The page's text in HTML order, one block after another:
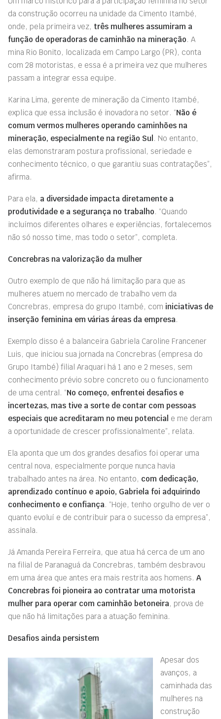
da construção ocorreu na unidade da Cimento Itambé,
onde, pela primeira vez, três mulheres assumiram a
função de operadoras de caminhão na mineração. A
mina Rio Bonito, localizada em Campo Largo (PR), conta
com 28 motoristas, e essa é a primeira vez que mulheres
passam a integrar essa equipe.
Karina Lima, gerente de mineração da Cimento Itambé,
explica que essa inclusão é inovadora no setor. “Não é
comum vermos mulheres operando caminhões na
mineração, especialmente na região Sul . No entanto,
elas demonstraram postura profissional, seriedade e
conhecimento técnico, o que garantiu suas contratações”,
afirma.
Para ela, a diversidade impacta diretamente a
produtividade e a segurança no trabalho. “Quando
incluímos diferentes olhares e experiências, fortalecemos
não só nosso time, mas todo o setor”, completa.
Concrebras na valorização da mulher
Outro exemplo de que não há limitação para que as
mulheres atuem no mercado de trabalho vem da
Concrebras, empresa do grupo Itambé, com iniciativas de
inserção feminina em várias áreas da empresa.
Exemplo disso é a balanceira Gabriela Caroline Francener
Luis, que iniciou sua jornada na Concrebras (empresa do
Grupo Itambé) filial Araquari há 1 ano e 2 meses, sem
conhecimento prévio sobre concreto ou o funcionamento
de uma central. “No começo, enfrentei desafios e
incertezas, mas tive a sorte de contar com pessoas
especiais que acreditaram no meu potencial e me deram
a oportunidade de crescer profissionalmente”, relata.
Ela aponta que um dos grandes desafios foi operar uma
central nova, especialmente porque nunca havia
trabalhado antes na área. No entanto, com dedicação,
aprendizado contínuo e apoio, Gabriela foi adquirindo
conhecimento e confiança. “Hoje, tenho orgulho de ver o
quanto evoluí e de contribuir para o sucesso da empresa”,
assinala.
Já Amanda Pereira Ferreira, que atua há cerca de um ano
na filial de Paranaguá da Concrebras, também desbravou
em uma área que antes era mais restrita aos homens. A
Concrebras foi pioneira ao contratar uma motorista
mulher para operar com caminhão betoneira, prova de
que não há limitações para a atuação feminina.
Desafios ainda persistem
Apesar dos
avanços, a
caminhada das
mulheres na
construção